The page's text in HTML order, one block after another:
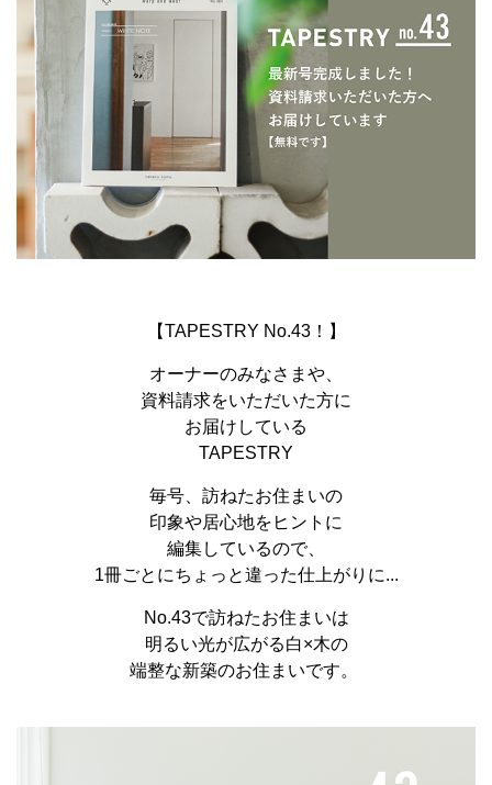
【TAPESTRY No.43！】
オーナーのみなさまや、
資料請求をいただいた方に
お届けしている
TAPESTRY
毎号、訪ねたお住まいの
印象や居心地をヒントに
編集しているので、
1冊ごとにちょっと違った仕上がりに...
No.43で訪ねたお住まいは
明るい光が広がる白×木の
端整な新築のお住まいです。